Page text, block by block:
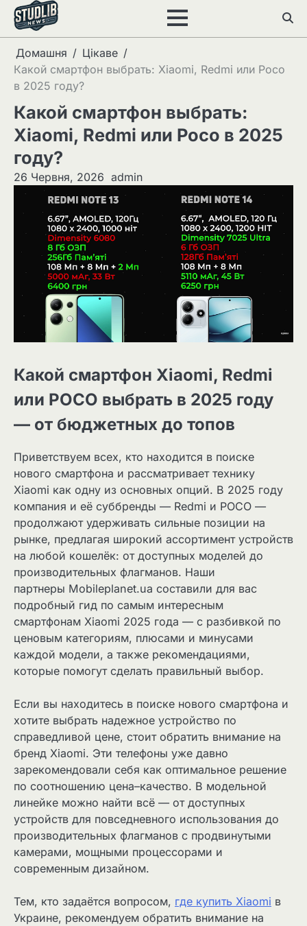
Перейти
вмісту
Домашня
Цікаве
Какой смартфон выбрать: Xiaomi, Redmi или Poco
в 2025 году?
Какой смартфон выбрать:
Xiaomi, Redmi или Poco в 2025
году?
26 Червня, 2026 admin
Какой смартфон Xiaomi, Redmi
или POCO выбрать в 2025 году
— от бюджетных до топов
Приветствуем всех, кто находится в поиске
нового смартфона и рассматривает технику
Xiaomi как одну из основных опций. В 2025 году
компания и её суббренды — Redmi и POCO —
продолжают удерживать сильные позиции на
рынке, предлагая широкий ассортимент устройств
на любой кошелёк: от доступных моделей до
производительных флагманов. Наши
партнеры Mobileplanet.ua составили для вас
подробный гид по самым интересным
смартфонам Xiaomi 2025 года — с разбивкой по
ценовым категориям, плюсами и минусами
каждой модели, а также рекомендациями,
которые помогут сделать правильный выбор.
Если вы находитесь в поиске нового смартфона и
хотите выбрать надежное устройство по
справедливой цене, стоит обратить внимание на
бренд Xiaomi. Эти телефоны уже давно
зарекомендовали себя как оптимальное решение
по соотношению цена–качество. В модельной
линейке можно найти всё — от доступных
устройств для повседневного использования до
производительных флагманов с продвинутыми
камерами, мощными процессорами и
современным дизайном.
Тем, кто задаётся вопросом, где купить Xiaomi в
Украине, рекомендуем обратить внимание на